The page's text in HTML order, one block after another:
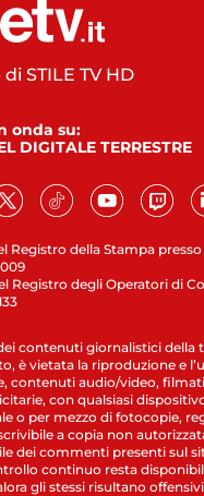
Registro della Stampa
Registro degli Operatori di
STILE TV HD
onda su:
DIGITALE TERRESTRE
contenuti giornalistici della
è vietata la riproduzione e
contenuti audio/video,
con qualsiasi
o per mezzo di fotocopie,
a copia non
dei commenti presenti sul
continuo resta
gli stessi risultano